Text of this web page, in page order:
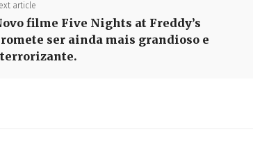
article
filme Five Nights at Freddy’s
ser ainda mais grandioso e